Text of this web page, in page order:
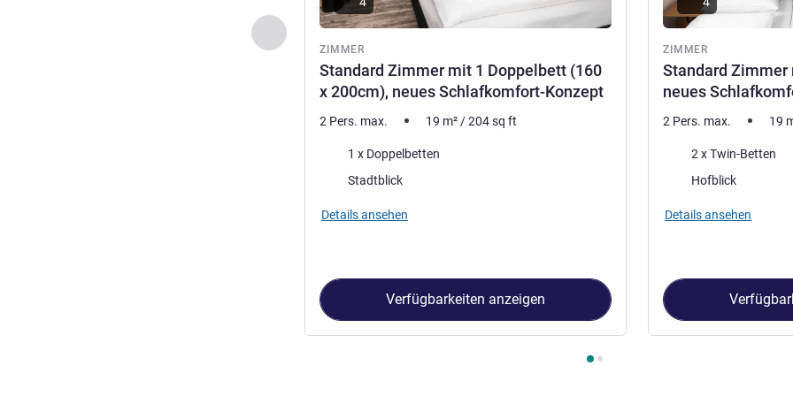
Zurück - Zimmer
ZIMMER
Standard Zimmer mit 1 Doppelbett (160
x 200cm), neues Schlafkomfort-Konzept
2 Pers. max. 19 m² /204sq ft
Bettwäsche
1 x Doppelbetten
Aussicht:Stadtblick
Details ansehen
Verfügbarkeiten anzeigen
ZIMMER
Standard Zimmer
neues
2 Pers. max. 19
Bettwäsche
2 x Twin-Betten
Aussicht:Hofblick
Details ansehen